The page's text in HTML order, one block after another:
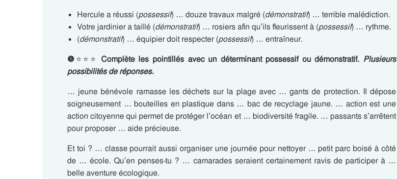
Hercule a réussi (possessif) … douze travaux malgré (démonstratif) … terrible malédiction.
Votre jardinier a taillé (démonstratif) … rosiers afin qu’ils fleurissent à (possessif) … rythme.
(démonstratif) … équipier doit respecter (possessif) … entraîneur.
❺ ⭐⭐⭐ Complète les pointillés avec un déterminant possessif ou démonstratif. Plusieurs
possibilités de réponses.
… jeune bénévole ramasse les déchets sur la plage avec … gants de protection. Il dépose
soigneusement … bouteilles en plastique dans … bac de recyclage jaune. … action est une
action citoyenne qui permet de protéger l’océan et … biodiversité fragile. … passants s’arrêtent
pour proposer … aide précieuse.
Et toi ? … classe pourrait aussi organiser une journée pour nettoyer … petit parc boisé à côté
de … école. Qu’en penses-tu ? … camarades seraient certainement ravis de participer à …
belle aventure écologique.